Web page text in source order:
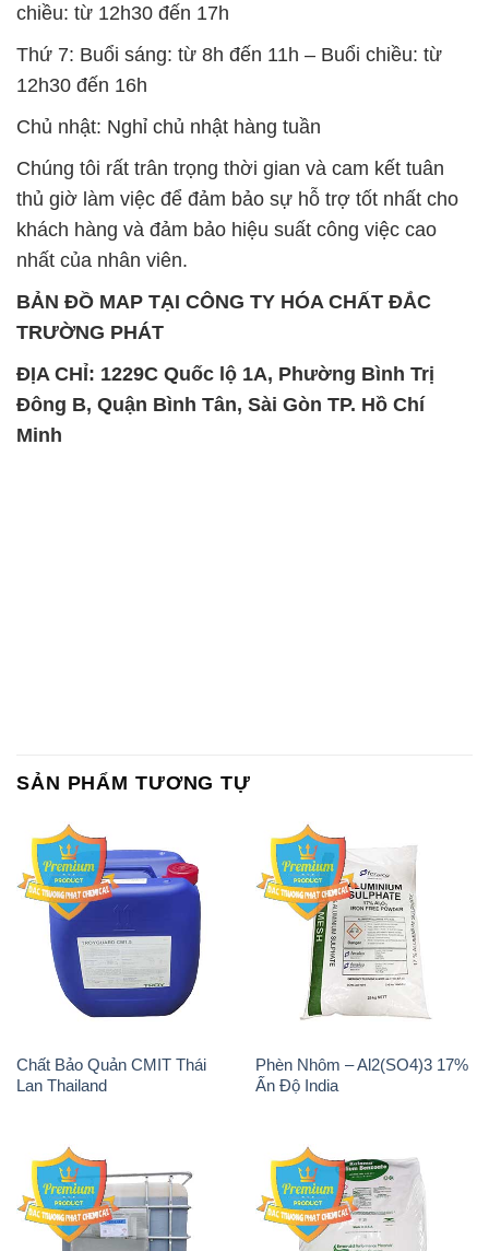
chiều: từ 12h30 đến 17h
Thứ 7: Buổi sáng: từ 8h đến 11h – Buổi chiều: từ
12h30 đến 16h
Chủ nhật: Nghỉ chủ nhật hàng tuần
Chúng tôi rất trân trọng thời gian và cam kết tuân
thủ giờ làm việc để đảm bảo sự hỗ trợ tốt nhất cho
khách hàng và đảm bảo hiệu suất công việc cao
nhất của nhân viên.
BẢN ĐỒ MAP TẠI CÔNG TY HÓA CHẤT ĐẮC
TRƯỜNG PHÁT
ĐỊA CHỈ: 1229C Quốc lộ 1A, Phường Bình Trị
Đông B, Quận Bình Tân, Sài Gòn TP. Hồ Chí
Minh
SẢN PHẨM TƯƠNG TỰ
Chất Bảo Quản CMIT Thái
Lan Thailand
Phèn Nhôm – Al2(SO4)3 17%
Ấn Độ India